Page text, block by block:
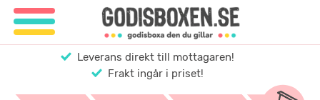
Leverans direkt till mottagaren!
Frakt ingår i priset!